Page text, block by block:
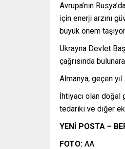
Avrupa’nın
için enerji arzını
büyük önem
Ukrayna Devlet
çağrısında
Almanya, geçen
İhtiyacı olan doğal
tedariki ve diğer
YENİ POSTA –
FOTO: AA